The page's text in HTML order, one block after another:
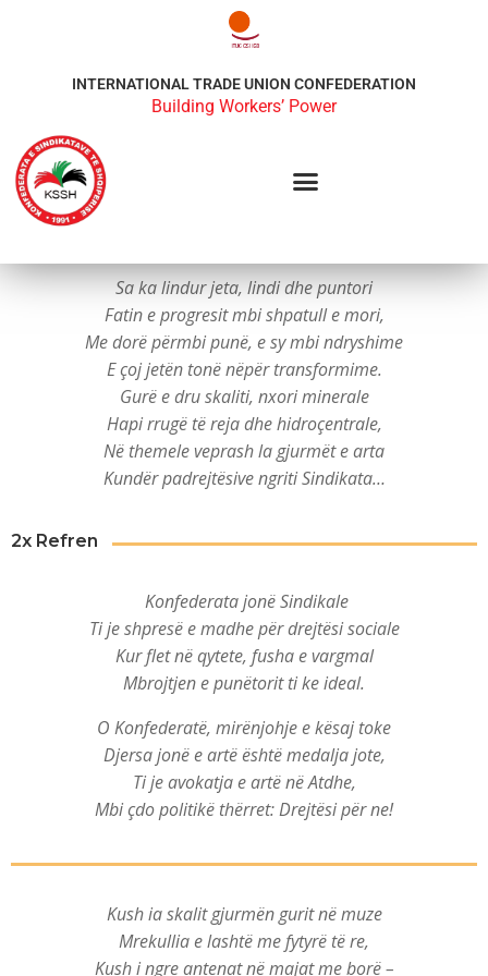
INTERNATIONAL TRADE UNION CONFEDERATION
Building Workers’ Power
Sa ka lindur jeta, lindi dhe puntori
Fatin e progresit mbi shpatull e mori,
Me dorë përmbi punë, e sy mbi ndryshime
E çoj jetën tonë nëpër transformime.
Gurë e dru skaliti, nxori minerale
Hapi rrugë të reja dhe hidroçentrale,
Në themele veprash la gjurmët e arta
Kundër padrejtësive ngriti Sindikata…
2x Refren
Konfederata jonë Sindikale
Ti je shpresë e madhe për drejtësi sociale
Kur flet në qytete, fusha e vargmal
Mbrojtjen e punëtorit ti ke ideal.
O Konfederatë, mirënjohje e kësaj toke
Djersa jonë e artë është medalja jote,
Ti je avokatja e artë në Atdhe,
Mbi çdo politikë thërret: Drejtësi për ne!
Kush ia skalit gjurmën gurit në muze
Mrekullia e lashtë me fytyrë të re,
Kush i ngre antenat në majat me borë –